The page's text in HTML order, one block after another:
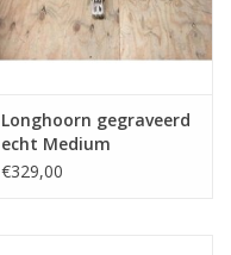
Longhoorn gegraveerd
echt Medium
€329,00